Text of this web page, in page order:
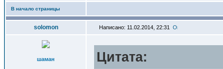
В начало страницы
solomon Написано: 11.02.2014, 22:31
шаман Цитата: